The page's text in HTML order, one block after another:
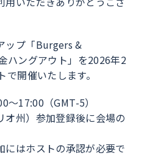
ップ「Burgers &
ハングアウト」を2026年2
開催いたします。
〜17:00（GMT-5）
州）参加登録後に会場の
はホストの承認が必要で